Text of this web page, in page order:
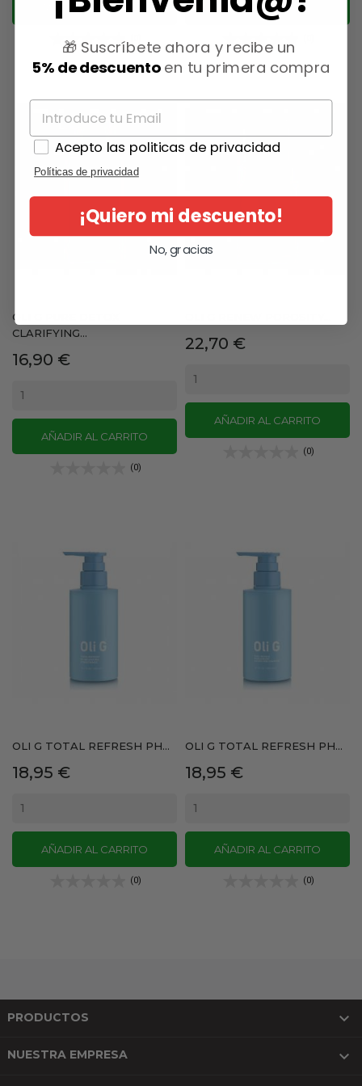
AÑADIR AL CARRITO AÑADIR AL CARRITO
OLI G PURE DETOX
CLARIFYING...
Precio
16,90 €
AÑADIR AL CARRITO
(0)
Precio
22,70 €
AÑADIR AL CARRITO
(0)
OLI G TOTAL REFRESH PH...
Precio
18,95 €
AÑADIR AL CARRITO
(0)
OLI G TOTAL REFRESH PH...
Precio
18,95 €
AÑADIR AL CARRITO
(0)
PRODUCTOS 
NUESTRA EMPRESA 
🎁 Suscríbete ahora y recibe un
5% de descuentoen tu primera compra
Acepto las politicas de privacidad
Políticas de privacidad
¡Quiero mi descuento!
No, gracias